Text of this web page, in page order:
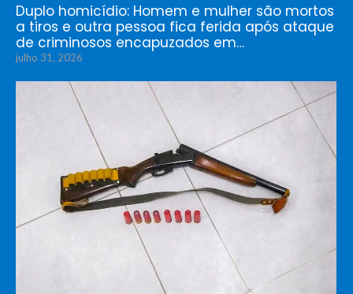
Duplo homicídio: Homem e mulher são mortos
a tiros e outra pessoa fica ferida após ataque
de criminosos encapuzados em…
julho 31, 2026